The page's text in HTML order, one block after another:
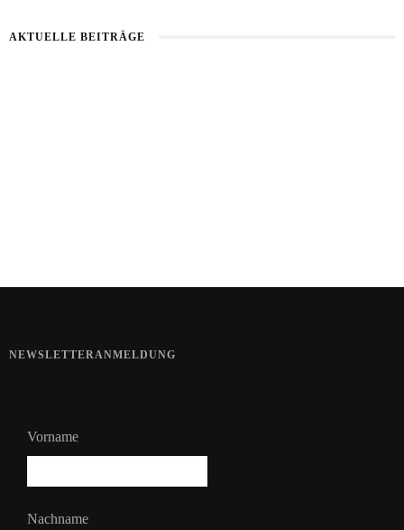
AKTUELLE BEITRÄGE
NEWSLETTERANMELDUNG
Vorname
Nachname